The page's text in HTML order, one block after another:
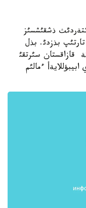
ذشقئشسئز
بذزدئ. بذل
قازاقستان سئرتقئ
ءمالئم